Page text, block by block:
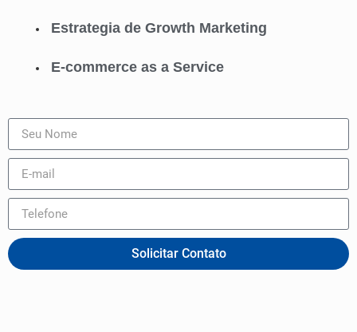
Estrategia de Growth Marketing
E-commerce as a Service
Solicitar Contato